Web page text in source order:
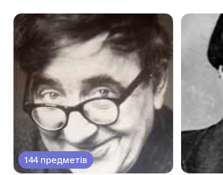
144 предметів